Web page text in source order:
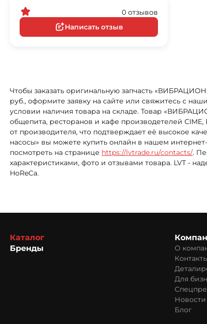
0 отзывов
Написать отзыв
Чтобы заказать оригинальную запчасть
руб., оформите заявку на сайте или свяжитесь с
условии наличия товара на складе. Товар
общепита, ресторанов и кафе производетелей CIME,
от производителя, что подтверждает её высокое
насосы» вы можете купить онлайн в нашем
посмотреть на странице https://lvtrade.ru/contacts/.
характеристиками, фото и отзывами товара. LVT -
HoReCa.
Каталог
Бренды
О
Для
Новости
Блог